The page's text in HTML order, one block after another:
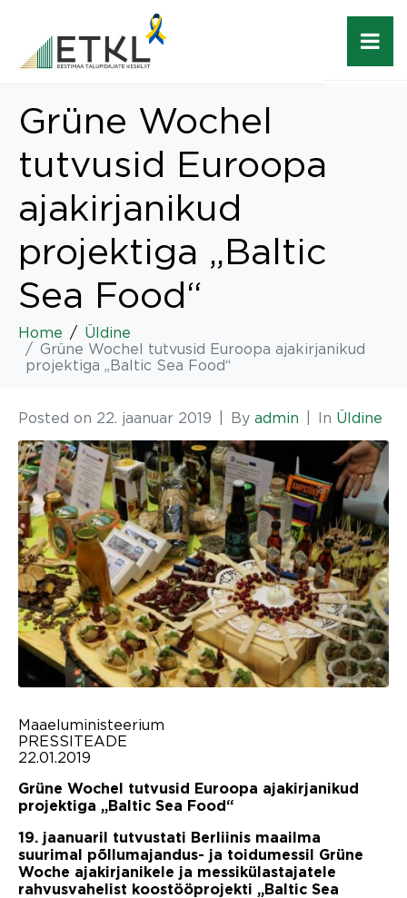
Grüne Wochel
tutvusid Euroopa
ajakirjanikud
projektiga „Baltic
Sea Food“
Home
Üldine
Grüne Wochel tutvusid Euroopa ajakirjanikud
projektiga „Baltic Sea Food“
Posted on 22. jaanuar 2019 By admin In Üldine
Maaeluministeerium
PRESSITEADE
22.01.2019
Grüne Wochel tutvusid Euroopa ajakirjanikud
projektiga „Baltic Sea Food“
19. jaanuaril tutvustati Berliinis maailma
suurimal põllumajandus- ja toidumessil Grüne
Woche ajakirjanikele ja messikülastajatele
rahvusvahelist koostööprojekti „Baltic Sea